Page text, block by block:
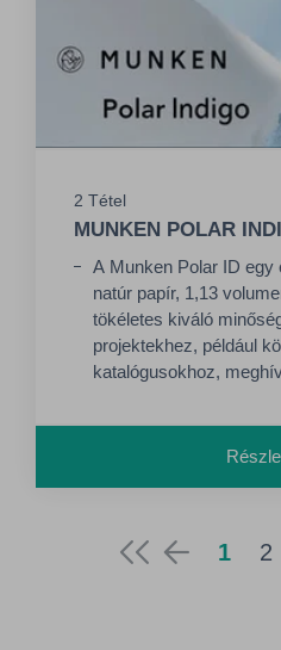
2 Tétel
MUNKEN POLAR
A Munken Polar ID egy
natúr papír, 1,13
tökéletes kiváló
projektekhez, például
katalógusokhoz,
1 2